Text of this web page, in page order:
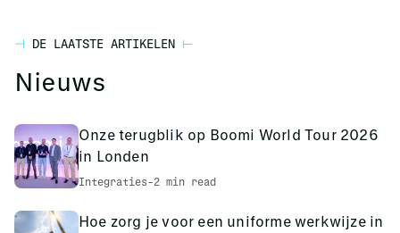
DE LAATSTE ARTIKELEN
Nieuws
Onze terugblik op Boomi World Tour 2026
in Londen
Integraties-2 min read
Hoe zorg je voor een uniforme werkwijze in